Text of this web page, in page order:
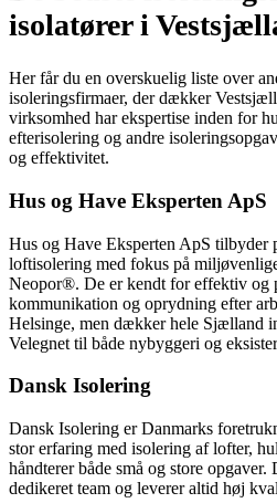
isolatører i
Her får du en overskuelig liste over
isoleringsfirmaer, der dækker
virksomhed har ekspertise inden for
efterisolering og andre
og effektivitet.
Hus og Have Eksperten ApS
Hus og Have Eksperten ApS tilbyder
loftisolering med fokus på
Neopor®. De er kendt for effektiv og
kommunikation og oprydning efter
Helsinge, men dækker hele Sjælland
Velegnet til både nybyggeri og
Dansk Isolering
Dansk Isolering er Danmarks
stor erfaring med isolering af lofter,
håndterer både små og store
dedikeret team og leverer altid høj